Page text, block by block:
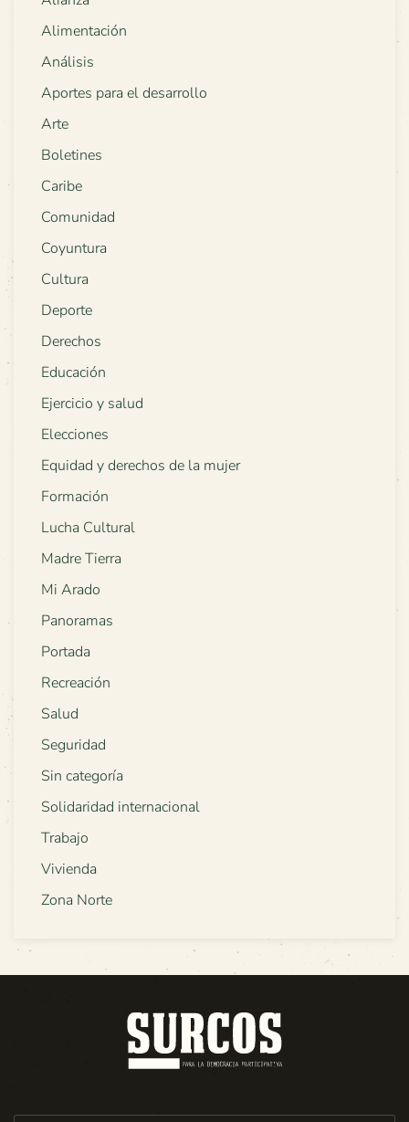
Alimentación
Análisis
Aportes para el desarrollo
Arte
Boletines
Caribe
Comunidad
Coyuntura
Cultura
Deporte
Derechos
Educación
Ejercicio y salud
Elecciones
Equidad y derechos de la mujer
Formación
Lucha Cultural
Madre Tierra
Mi Arado
Panoramas
Portada
Recreación
Salud
Seguridad
Sin categoría
Solidaridad internacional
Trabajo
Vivienda
Zona Norte